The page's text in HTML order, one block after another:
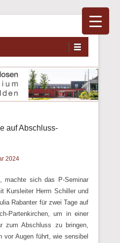
auf Abschluss-
2024
machte sich das P-Seminar
Kursleiter Herrn Schiller und
Rabanter für zwei Tage auf
Partenkirchen, um in einer
zum Abschluss zu bringen,
vor Augen führt, wie sensibel